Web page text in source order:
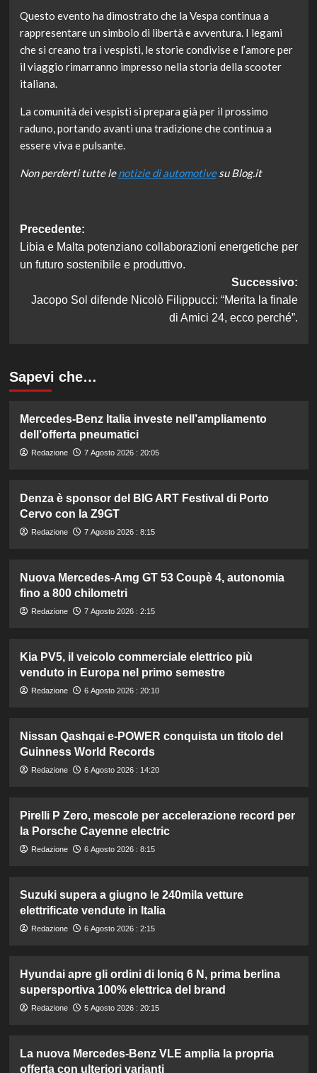
Questo evento ha dimostrato che la Vespa continua a
rappresentare un simbolo di libertà e avventura. I legami
che si creano tra i vespisti, le storie condivise e l’amore per
il viaggio rimarranno impresso nella storia della scooter
italiana.
La comunità dei vespisti si prepara già per il prossimo
raduno, portando avanti una tradizione che continua a
essere viva e pulsante.
Non perderti tutte lenotizie di automotivesu Blog.it
Navigazione
articolo
Precedente:
Libia e Malta potenziano collaborazioni energetiche per
un futuro sostenibile e produttivo.
Successivo:
Jacopo Sol difende Nicolò Filippucci: “Merita la finale
di Amici 24, ecco perché”.
Sapevi che…
Mercedes-Benz Italia investe nell’ampliamento
dell’offerta pneumatici
Redazione 7 Agosto 2026 : 20:05
Denza è sponsor del BIG ART Festival di Porto
Cervo con la Z9GT
Redazione 7 Agosto 2026 : 8:15
Nuova Mercedes-Amg GT 53 Coupè 4, autonomia
fino a 800 chilometri
Redazione 7 Agosto 2026 : 2:15
Kia PV5, il veicolo commerciale elettrico più
venduto in Europa nel primo semestre
Redazione 6 Agosto 2026 : 20:10
Nissan Qashqai e-POWER conquista un titolo del
Guinness World Records
Redazione 6 Agosto 2026 : 14:20
Pirelli P Zero, mescole per accelerazione record per
la Porsche Cayenne electric
Redazione 6 Agosto 2026 : 8:15
Suzuki supera a giugno le 240mila vetture
elettrificate vendute in Italia
Redazione 6 Agosto 2026 : 2:15
Hyundai apre gli ordini di Ioniq 6 N, prima berlina
supersportiva 100% elettrica del brand
Redazione 5 Agosto 2026 : 20:15
La nuova Mercedes-Benz VLE amplia la propria
offerta con ulteriori varianti